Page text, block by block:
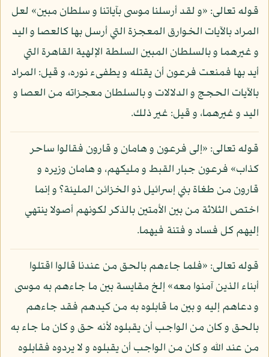
قوله تعالى: «و لقد أرسلنا موسى بآياتنا و سلطان مبين» لعل
المراد بالآيات الخوارق المعجزة التي أرسل بها كالعصا و اليد
و غيرهما و بالسلطان المبين السلطة الإلهية القاهرة التي
أيد بها فمنعت فرعون أن يقتله و يطفىء نوره، و قيل: المراد
بالآيات الحجج و الدلالات و بالسلطان معجزاته من العصا و
اليد و غيرهما، و قيل: غير ذلك.
قوله تعالى: «إلى فرعون و هامان و قارون فقالوا ساحر
كذاب» فرعون جبار القبط و مليكهم، و هامان وزيره و
قارون من طغاة بني إسرائيل ذو الخزائن المليئة؟ و إنما
اختص الثلاثة من بين الأمتين بالذكر لكونهم أصولا ينتهي
إليهم كل فساد و فتنة فيهما.
قوله تعالى: «فلما جاءهم بالحق من عندنا قالوا اقتلوا
أبناء الذين آمنوا معه» إلخ مقايسة بين ما جاءهم به موسى
و دعاهم إليه و بين ما قابلوه به من كيدهم فقد جاءهم
بالحق و كان من الواجب أن يقبلوه لأنه حق و كان ما جاء به
من عند الله و كان من الواجب أن يقبلوه و لا يردوه فقابلوه